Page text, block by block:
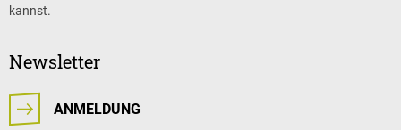
kannst.
Newsletter
ANMELDUNG